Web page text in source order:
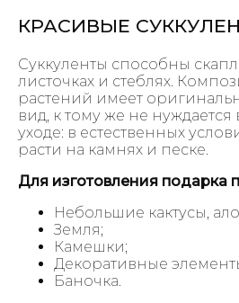
КРАСИВЫЕ
Суккуленты способны
листочках и стеблях.
растений имеет
вид, к тому же не
уходе: в естественных
расти на камнях и песке.
Для изготовления подарка
Небольшие кактусы,
Земля;
Камешки;
Декоративные
Баночка.